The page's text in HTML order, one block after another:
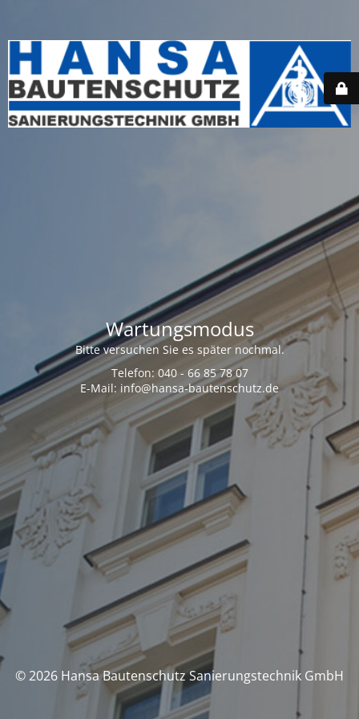
Wartungsmodus
Bitte versuchen Sie es später nochmal.
Telefon: 040 - 66 85 78 07
E-Mail: info@hansa-bautenschutz.de
© 2026 Hansa Bautenschutz Sanierungstechnik GmbH